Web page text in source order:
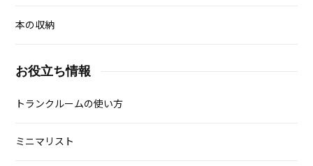
本の収納
お役立ち情報
トランクルームの使い方
ミニマリスト